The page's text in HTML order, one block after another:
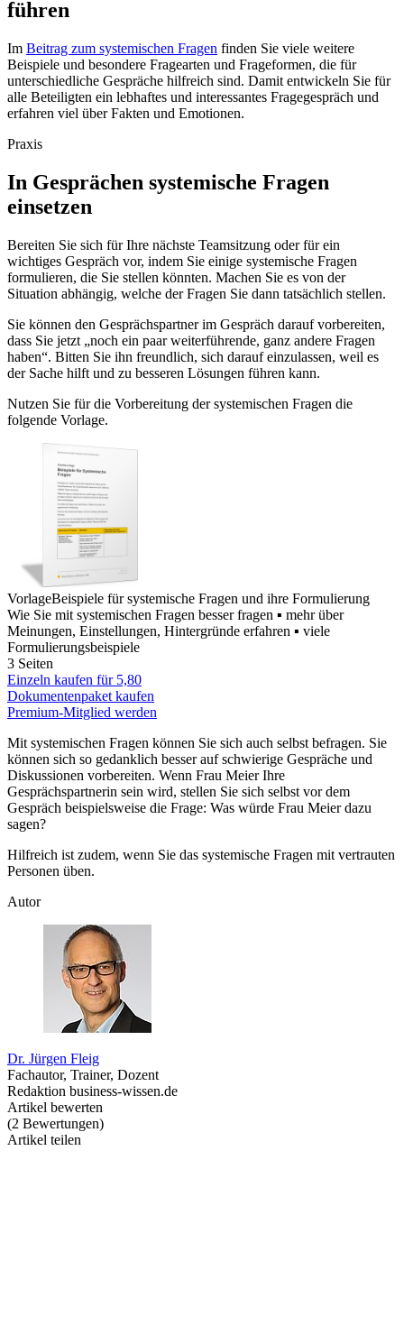
führen
Im Beitrag zum systemischen Fragen finden Sie viele weitere
Beispiele und besondere Fragearten und Frageformen, die für
unterschiedliche Gespräche hilfreich sind. Damit entwickeln Sie für
alle Beteiligten ein lebhaftes und interessantes Fragegespräch und
erfahren viel über Fakten und Emotionen.
Praxis
In Gesprächen systemische Fragen
einsetzen
Bereiten Sie sich für Ihre nächste Teamsitzung oder für ein
wichtiges Gespräch vor, indem Sie einige systemische Fragen
formulieren, die Sie stellen könnten. Machen Sie es von der
Situation abhängig, welche der Fragen Sie dann tatsächlich stellen.
Sie können den Gesprächspartner im Gespräch darauf vorbereiten,
dass Sie jetzt „noch ein paar weiterführende, ganz andere Fragen
haben“. Bitten Sie ihn freundlich, sich darauf einzulassen, weil es
der Sache hilft und zu besseren Lösungen führen kann.
Nutzen Sie für die Vorbereitung der systemischen Fragen die
folgende Vorlage.
VorlageBeispiele für systemische Fragen und ihre Formulierung
Wie Sie mit systemischen Fragen besser fragen ▪ mehr über
Meinungen, Einstellungen, Hintergründe erfahren ▪ viele
Formulierungsbeispiele
3 Seiten
Einzeln kaufen für 5,80
Dokumentenpaket kaufen
Premium-Mitglied werden
Mit systemischen Fragen können Sie sich auch selbst befragen. Sie
können sich so gedanklich besser auf schwierige Gespräche und
Diskussionen vorbereiten. Wenn Frau Meier Ihre
Gesprächspartnerin sein wird, stellen Sie sich selbst vor dem
Gespräch beispielsweise die Frage: Was würde Frau Meier dazu
sagen?
Hilfreich ist zudem, wenn Sie das systemische Fragen mit vertrauten
Personen üben.
Autor
Dr. Jürgen Fleig
Fachautor, Trainer, Dozent
Redaktion business-wissen.de
Artikel bewerten
(2 Bewertungen)
Artikel teilen